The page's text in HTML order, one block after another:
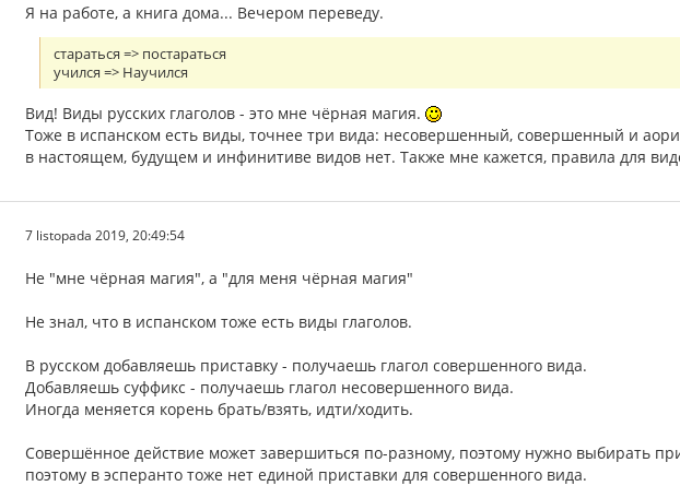
Я на работе, а книга дома... Вечером переведу.
стараться => постараться
учился => Научился
Вид! Виды русских глаголов - это мне чёрная магия.
Тоже в испанском есть виды, точнее три вида: несовершенный, совершенный и
в настоящем, будущем и инфинитиве видов нет. Также мне кажется, правила для
7 listopada 2019, 20:49:54
Не "мне чёрная магия", а "для меня чёрная магия"
Не знал, что в испанском тоже есть виды глаголов.
В русском добавляешь приставку - получаешь глагол совершенного вида.
Добавляешь суффикс - получаешь глагол несовершенного вида.
Иногда меняется корень брать/взять, идти/ходить.
Совершённое действие может завершиться по-разному, поэтому нужно выбирать
поэтому в эсперанто тоже нет единой приставки для совершенного вида.